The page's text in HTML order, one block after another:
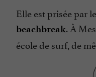
Elle est prisée par
beachbreak. À
école de surf, de